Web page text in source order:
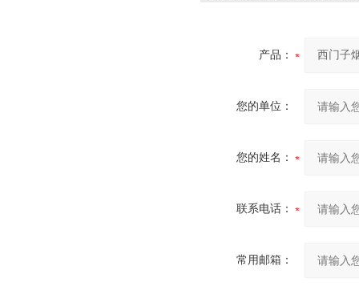
产品：
您的单位：
您的姓名：
联系电话：
常用邮箱：